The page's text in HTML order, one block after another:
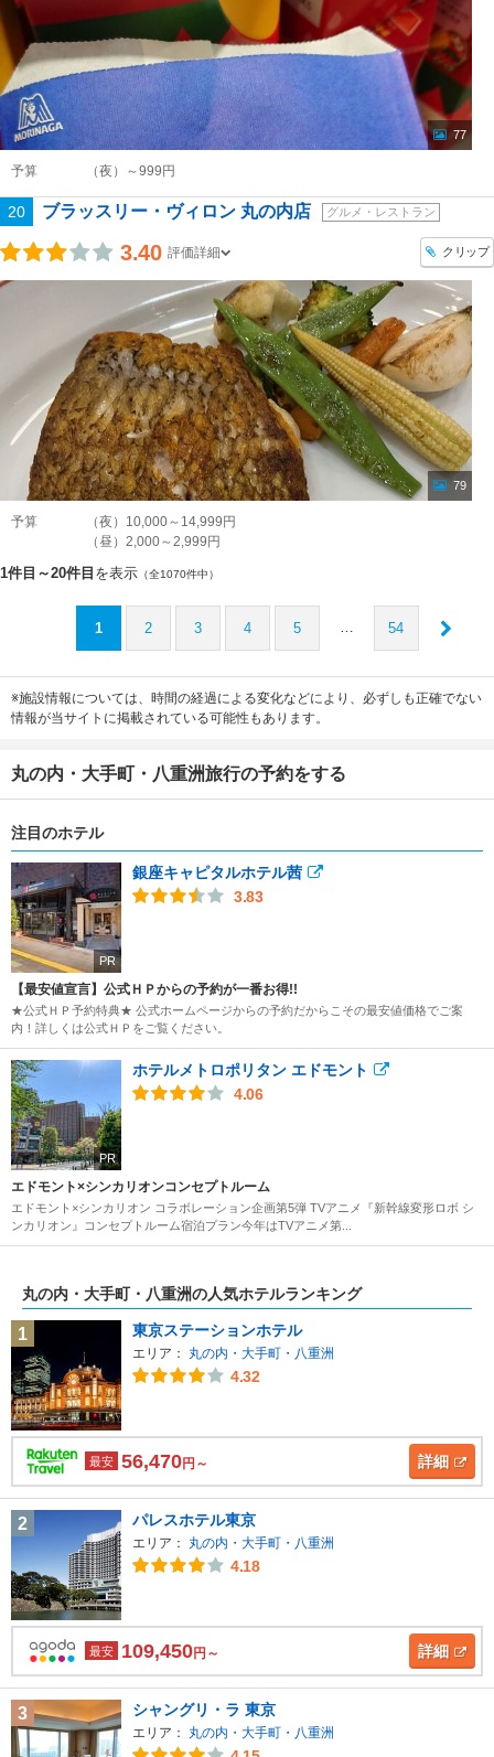
77
予算 （夜）～999円
20 ブラッスリー・ヴィロン 丸の内店 グルメ・レストラン
3.40 評価詳細 クリップ
79
予算
（夜）10,000～14,999円
（昼）2,000～2,999円
1件目～20件目 を表示 （全1070件中）
1 2 3 4 5 54
※施設情報については、時間の経過による変化などにより、必ずしも正確でない
情報が当サイトに掲載されている可能性もあります。
丸の内・大手町・八重洲旅行の予約をする
注目のホテル
PR
銀座キャピタルホテル茜
3.83
【最安値宣言】公式ＨＰからの予約が一番お得!!
★公式ＨＰ予約特典★ 公式ホームページからの予約だからこその最安値価格でご案
内！詳しくは公式ＨＰをご覧ください。
PR
ホテルメトロポリタン エドモント
4.06
エドモント×シンカリオンコンセプトルーム
エドモント×シンカリオン コラボレーション企画第5弾 TVアニメ『新幹線変形ロボ シ
ンカリオン』コンセプトルーム宿泊プラン今年はTVアニメ第...
丸の内・大手町・八重洲の人気ホテルランキング
1 東京ステーションホテル
エリア： 丸の内・大手町・八重洲
4.32
最安 56,470円～ 詳細
2 パレスホテル東京
エリア： 丸の内・大手町・八重洲
4.18
最安 109,450円～ 詳細
3 シャングリ・ラ 東京
エリア： 丸の内・大手町・八重洲